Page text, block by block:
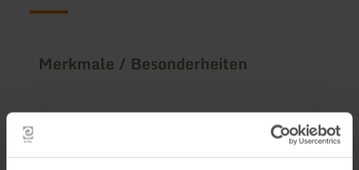
Merkmale / Besonderheiten
Impressionen